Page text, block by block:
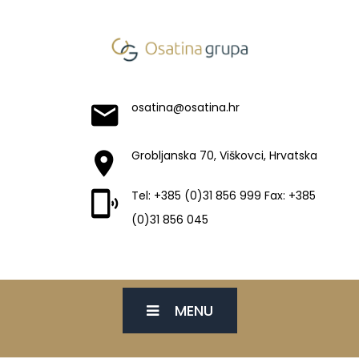
osatina@osatina.hr
Grobljanska 70, Viškovci, Hrvatska
Tel: +385 (0)31 856 999 Fax: +385
(0)31 856 045
MENU